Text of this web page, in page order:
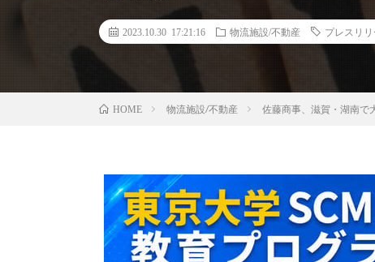
2023.10.30 17:21:16 物流施設/不動産 プレスリ
HOME 物流施設/不動産 佐藤商事、滋賀・湖南で